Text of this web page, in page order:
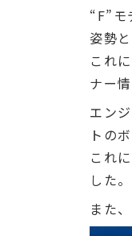
“F”
姿勢
これ
ナー
エン
トの
これ
した。
また